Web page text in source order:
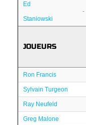
Ed
Staniowski
-
JOUEURS
Ron Francis
Sylvain Turgeon
Ray Neufeld
Greg Malone